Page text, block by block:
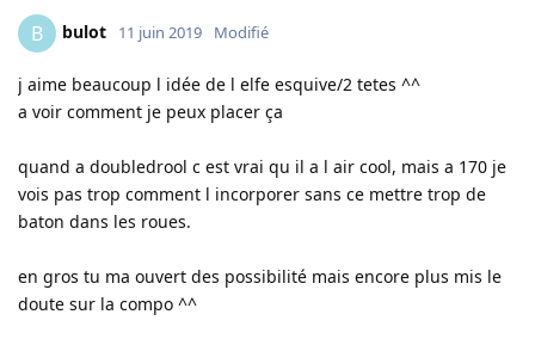
B bulot 11 juin 2019 Modifié
j aime beaucoup l idée de l elfe esquive/2 tetes ^^
a voir comment je peux placer ça
quand a doubledrool c est vrai qu il a l air cool, mais a 170 je
vois pas trop comment l incorporer sans ce mettre trop de
baton dans les roues.
en gros tu ma ouvert des possibilité mais encore plus mis le
doute sur la compo ^^